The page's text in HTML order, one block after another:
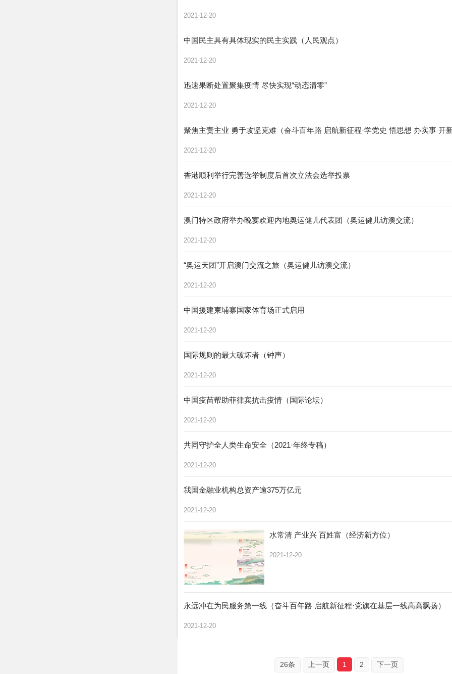
2021-12-20
中国民主具有具体现实的民主实践（人民观点）
2021-12-20
迅速果断处置聚集疫情 尽快实现“动态清零”
2021-12-20
聚焦主责主业 勇于攻坚克难（奋斗百年路 启航新征程·学党史 悟思想 办实事 开
2021-12-20
香港顺利举行完善选举制度后首次立法会选举投票
2021-12-20
澳门特区政府举办晚宴欢迎内地奥运健儿代表团（奥运健儿访澳交流）
2021-12-20
“奥运天团”开启澳门交流之旅（奥运健儿访澳交流）
2021-12-20
中国援建柬埔寨国家体育场正式启用
2021-12-20
国际规则的最大破坏者（钟声）
2021-12-20
中国疫苗帮助菲律宾抗击疫情（国际论坛）
2021-12-20
共同守护全人类生命安全（2021·年终专稿）
2021-12-20
我国金融业机构总资产逾375万亿元
2021-12-20
水常清 产业兴 百姓富（经济新方位）
2021-12-20
永远冲在为民服务第一线（奋斗百年路 启航新征程·党旗在基层一线高高飘扬）
2021-12-20
26条 上一页 1 2 下一页